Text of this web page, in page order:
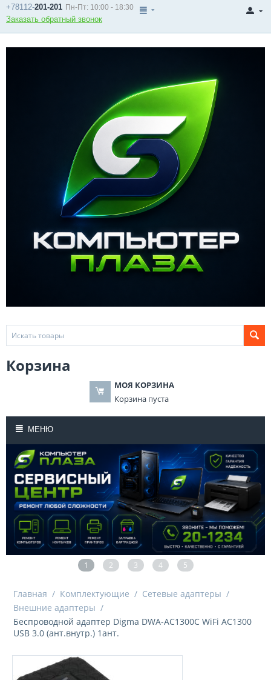
+78112-201-201 Пн-Пт: 10:00 - 18:30
Заказать обратный звонок
Корзина
МОЯ КОРЗИНА
Корзина пуста
МЕНЮ
1 2 3 4 5
Главная / Комплектующие / Сетевые адаптеры /
Внешние адаптеры /
Беспроводной адаптер Digma DWA-AC1300C WiFi AC1300
USB 3.0 (ант.внутр.) 1ант.